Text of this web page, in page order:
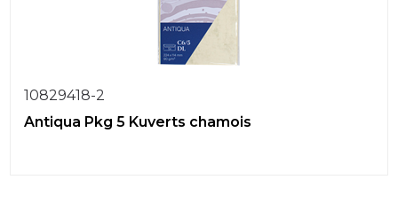
10829418-2
Antiqua Pkg 5 Kuverts chamois